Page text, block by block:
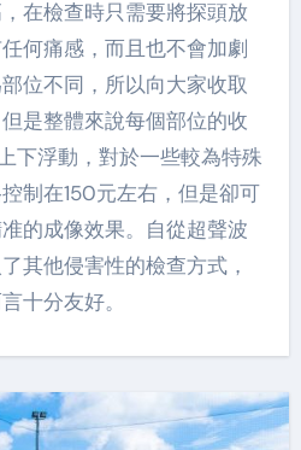
在檢查時只需要將探頭放
何痛感，而且也不會加劇
位不同，所以向大家收取
是整體來說每個部位的收
下浮動，對於一些較為特殊
制在150元左右，但是卻可
的成像效果。自從超聲波
其他侵害性的檢查方式，
十分友好。